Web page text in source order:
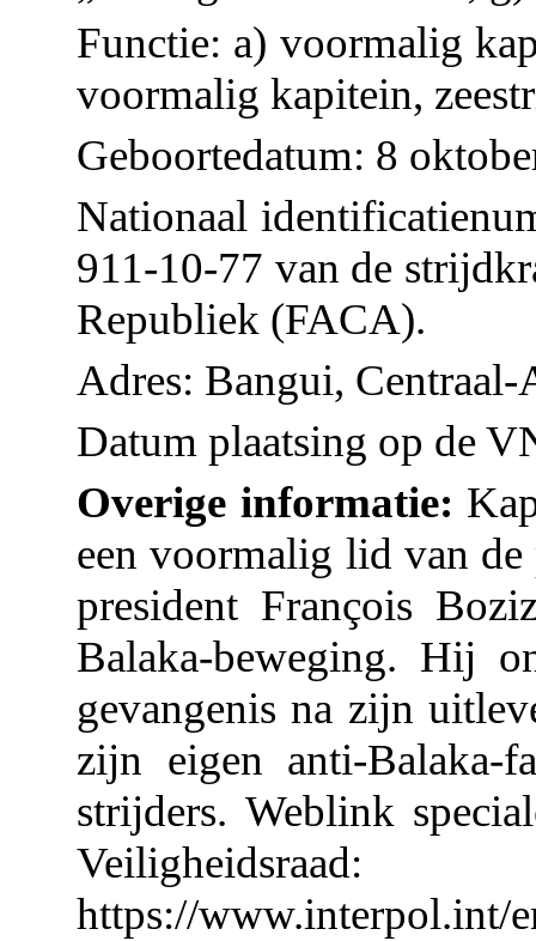
Functie: a) voormalig
voormalig kapitein,
Geboortedatum: 8
Nationaal
911-10-77 van de
Republiek (FACA).
Adres: Bangui,
Datum plaatsing op de
Overige informatie:
een voormalig lid van
president François
Balaka-beweging. Hij
gevangenis na zijn
zijn eigen anti-Balaka-
strijders. Weblink
Veiligheidsraad:
https://www.interpol.int/